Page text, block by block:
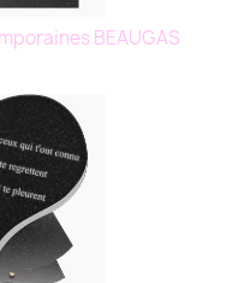
BEAUGAS